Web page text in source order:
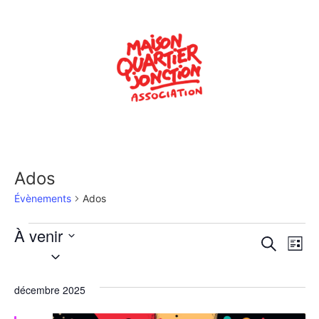
Ados
Évènements Ados
Recherche
Liste
À venir
Sélectionnez
décembre 2025